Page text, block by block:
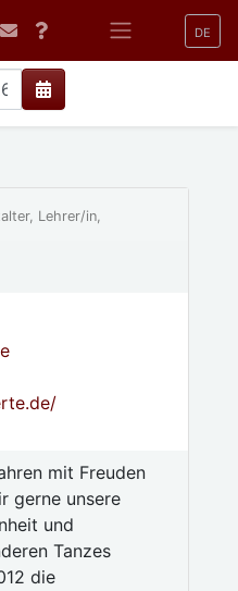
DE
Lehrer/in,
mit Freuden
gerne unsere
und
Tanzes
die